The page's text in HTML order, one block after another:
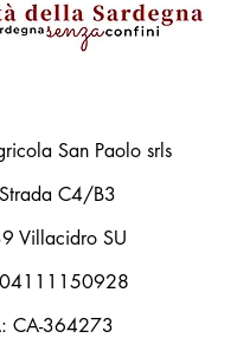
San Paolo srls
C4/B3
Villacidro SU
04111150928
CA-364273